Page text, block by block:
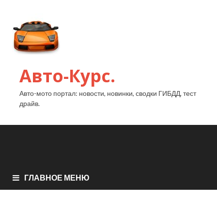
Авто-Курс.
Авто-мото портал: новости, новинки, сводки ГИБДД, тест
драйв.
ГЛАВНОЕ МЕНЮ